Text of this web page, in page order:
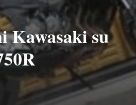
Kawasaki su